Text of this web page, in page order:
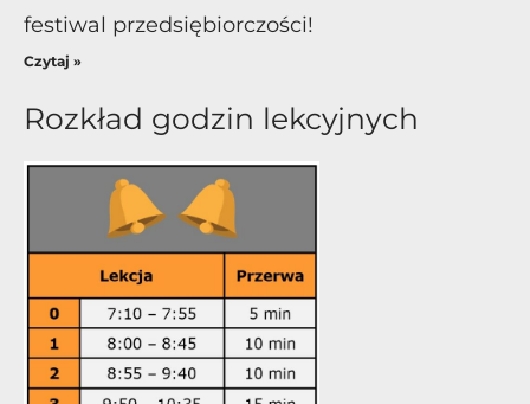
festiwal przedsiębiorczości!
Czytaj »
Rozkład godzin lekcyjnych